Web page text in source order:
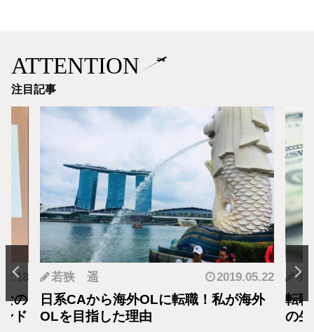
ATTENTION
注目記事
の
ド
若狭 遥 2019.05.22
日系CAから海外OLに転職！私が海外
OLを目指した理由
羽
転
の